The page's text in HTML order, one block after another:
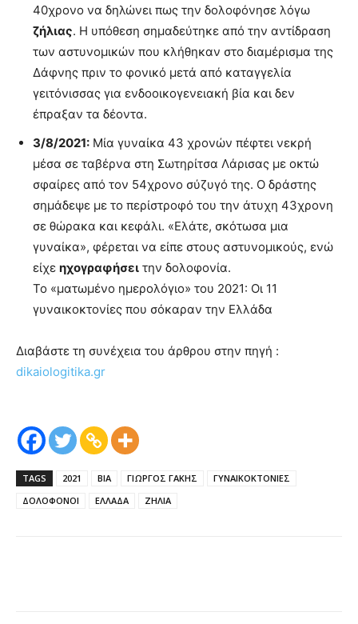
40χρονο να δηλώνει πως την δολοφόνησε λόγω
ζήλιας. Η υπόθεση σημαδεύτηκε από την αντίδραση
των αστυνομικών που κλήθηκαν στο διαμέρισμα της
Δάφνης πριν το φονικό μετά από καταγγελία
γειτόνισσας για ενδοοικογενειακή βία και δεν
έπραξαν τα δέοντα.
3/8/2021: Μία γυναίκα 43 χρονών πέφτει νεκρή
μέσα σε ταβέρνα στη Σωτηρίτσα Λάρισας με οκτώ
σφαίρες από τον 54χρονο σύζυγό της. Ο δράστης
σημάδεψε με το περίστροφό του την άτυχη 43χρονη
σε θώρακα και κεφάλι. «Ελάτε, σκότωσα μια
γυναίκα», φέρεται να είπε στους αστυνομικούς, ενώ
είχε ηχογραφήσει την δολοφονία.
Το «ματωμένο ημερολόγιο» του 2021: Οι 11
γυναικοκτονίες που σόκαραν την Ελλάδα
Διαβάστε τη συνέχεια του άρθρου στην πηγή :
dikaiologitika.gr
TAGS 2021 ΒΙΑ ΓΙΩΡΓΟΣ ΓΑΚΗΣ
ΓΥΝΑΙΚΟΚΤΟΝΙΕΣ
ΔΟΛΟΦΟΝΟΙ
ΕΛΛΑΔΑ ΖΗΛΙΑ